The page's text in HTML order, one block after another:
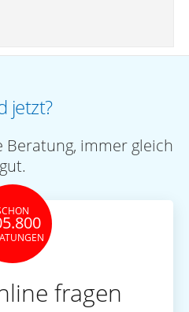
jetzt?
Beratung, immer gleich
gut.
fragen